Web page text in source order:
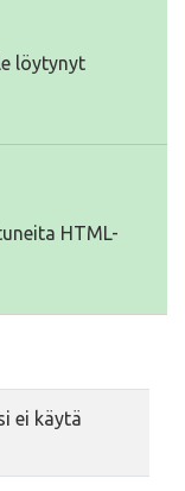
löytynyt
HTML-
ei käytä